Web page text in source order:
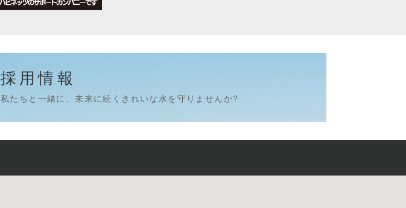
採用情報
私たちと一緒に、未来に続くきれいな水を守りませんか?